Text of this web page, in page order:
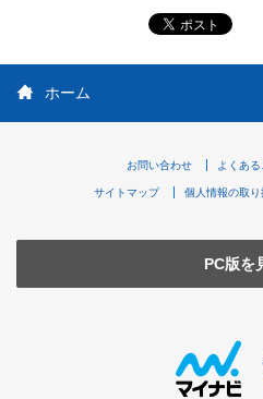
ホーム
お問い合わせ よくあ
サイトマップ 個人情報の取
PC版を